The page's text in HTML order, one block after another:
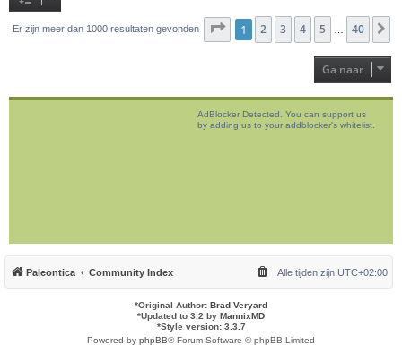
Er zijn meer dan 1000 resultaten gevonden Pagina1 van 40
1 2 3 4 5 40
Ga naar
AdBlocker Detected. You can support us
by adding us to your addblocker's whitelist.
Paleontica Community Index Alle tijden zijn UTC+02:00
*Original Author: Brad Veryard
*Updated to 3.2 by MannixMD
*Style version: 3.3.7
Powered by phpBB® Forum Software © phpBB Limited